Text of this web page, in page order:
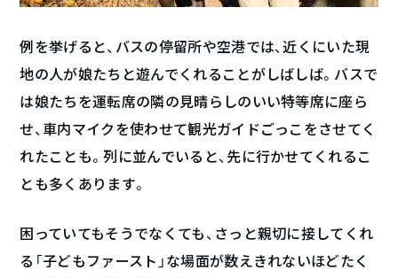
例を挙げると、バスの停留所や空港では、近くにいた現
地の人が娘たちと遊んでくれることがしばしば。バスで
は娘たちを運転席の隣の見晴らしのいい特等席に座ら
せ、車内マイクを使わせて観光ガイドごっこをさせてく
れたことも。列に並んでいると、先に行かせてくれるこ
とも多くあります。
困っていてもそうでなくても、さっと親切に接してくれ
る「子どもファースト」な場面が数えきれないほどたく